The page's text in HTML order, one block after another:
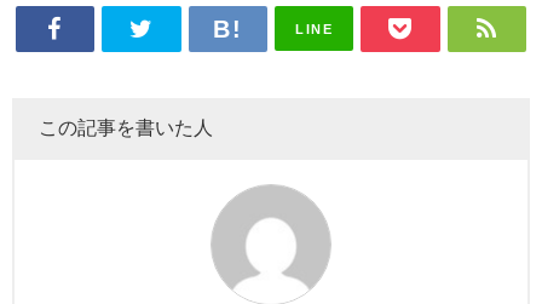
LINE
この記事を書いた人